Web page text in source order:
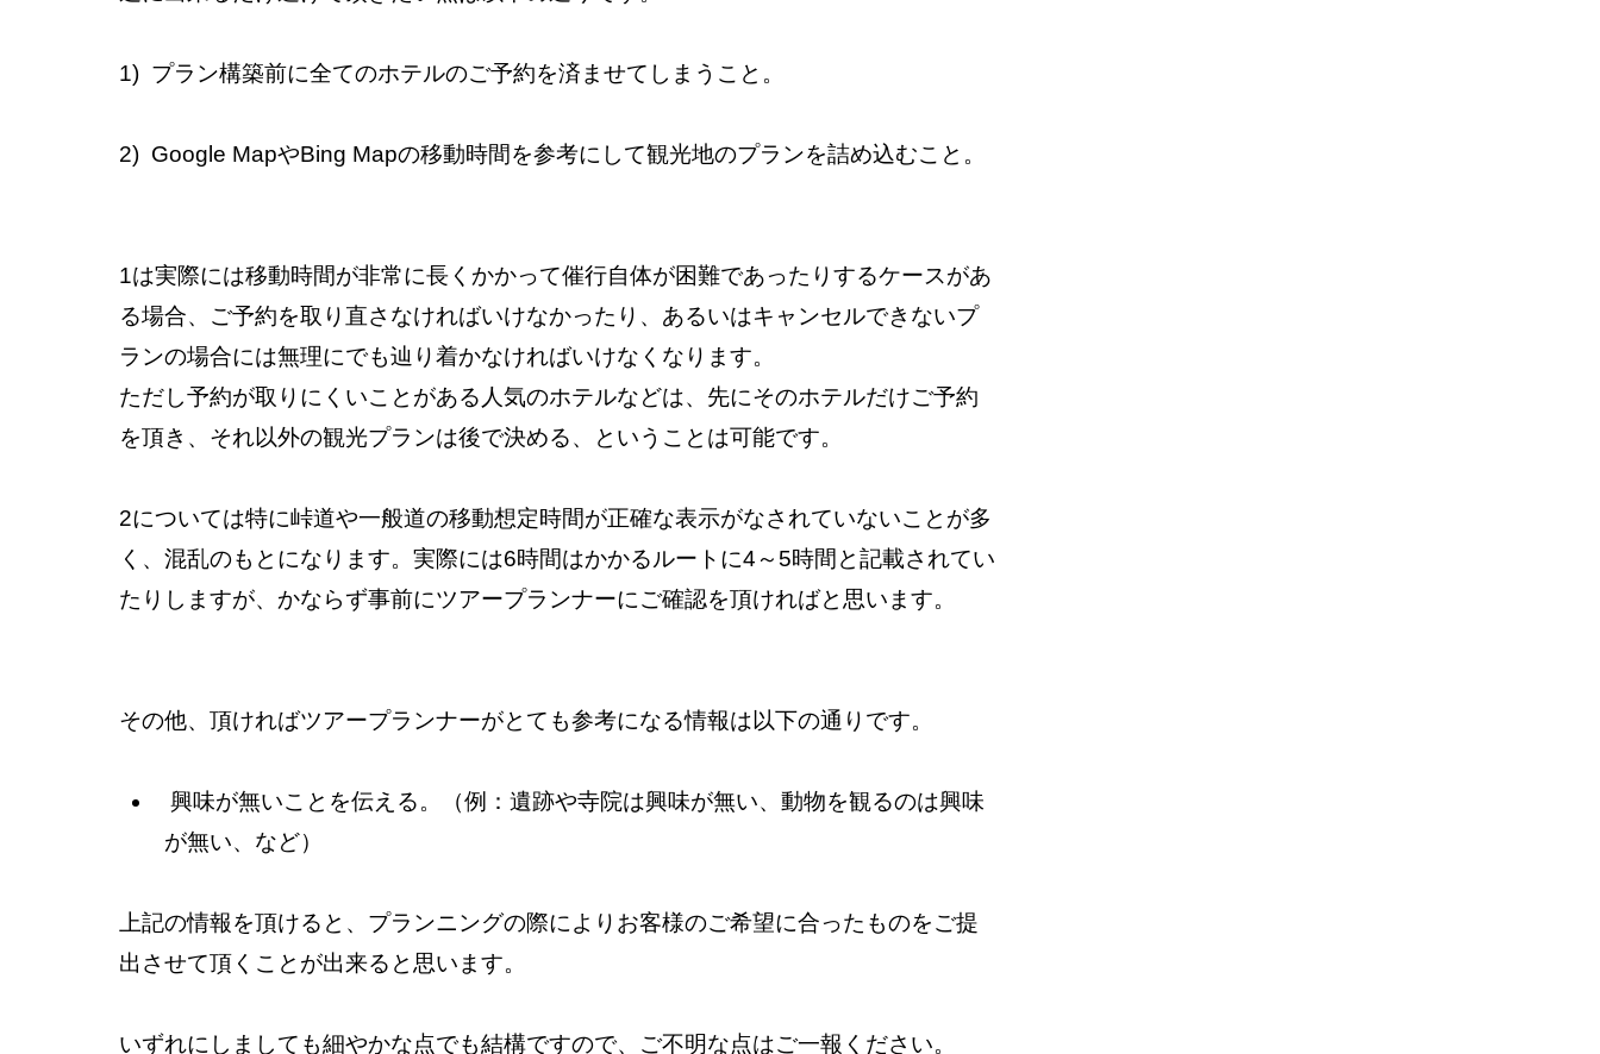
1)  プラン構築前に全てのホテルのご予約を済ませてしまうこと。
2)  Google MapやBing Mapの移動時間を参考にして観光地のプランを詰め込むこと。
1は実際には移動時間が非常に長くかかって催行自体が困難であったりするケースがあ
る場合、ご予約を取り直さなければいけなかったり、あるいはキャンセルできないプ
ランの場合には無理にでも辿り着かなければいけなくなります。
ただし予約が取りにくいことがある人気のホテルなどは、先にそのホテルだけご予約
を頂き、それ以外の観光プランは後で決める、ということは可能です。
2については特に峠道や一般道の移動想定時間が正確な表示がなされていないことが多
く、混乱のもとになります。実際には6時間はかかるルートに4～5時間と記載されてい
たりしますが、かならず事前にツアープランナーにご確認を頂ければと思います。
その他、頂ければツアープランナーがとても参考になる情報は以下の通りです。
が無い、など）
上記の情報を頂けると、プランニングの際によりお客様のご希望に合ったものをご提
出させて頂くことが出来ると思います。
いずれにしましても細やかな点でも結構ですので、ご不明な点はご一報ください。